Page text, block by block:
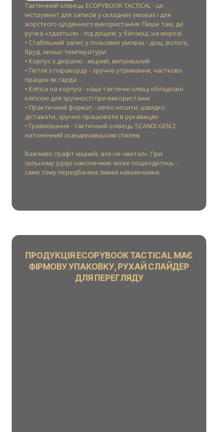
Тактичний олівець ECOPYBOOK TACTICAL - це
інструмент для записів у складних умовах і для
жорсткого щоденного використання. Пише там, де
ручка «здається» - під дощем, у багнюці, на морозі.
• Стабільний запис у польових умовах - дощ, волога,
бруд, низькі температури
• Корпус з дюралю - міцний, витривалий
• Петля з паракорду - зручне утримання, частково
працює як гарда
• Кліпса на корпусі - наші тактичні олівці обладнані
кліпсою для зручності при використанні
• Практичний формат - легко носити, швидко
діставати, зручно працювати в рукавицях
• Гравіювання - тактичний олівець SCANDI GEN.2
натхненний скандинавським стилем
Важливо: графіт міцний, але не «метал». При
сильному ударі наконечник може пошкодитись -
саме тому передбачені змінні накінечники.
ПРОДУКЦІЯ ECOPYBOOK TACTICAL МАЄ
ФІРМОВУ УПАКОВКУ, РУХАЙ СЛАЙДЕР
ДЛЯ ПЕРЕГЛЯДУ